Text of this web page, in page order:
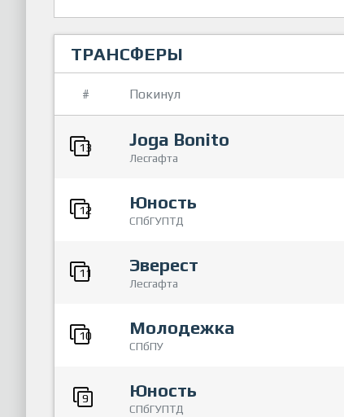
ТРАНСФЕРЫ
# Покинул
13 Joga Bonito
Лесгафта
12 Юность
СПбГУПТД
11 Эверест
Лесгафта
10 Молодежка
СПбПУ
9 Юность
СПбГУПТД